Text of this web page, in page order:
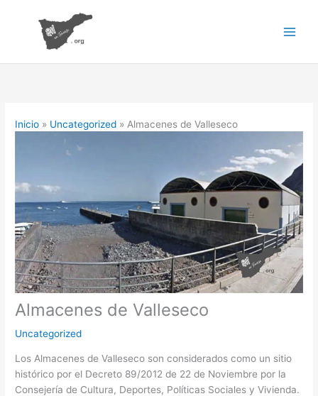
contenido
Inicio Uncategorized Almacenes de Valleseco
Almacenes de Valleseco
Uncategorized
Los Almacenes de Valleseco son considerados como un sitio
histórico por el Decreto 89/2012 de 22 de Noviembre por la
Consejería de Cultura, Deportes, Políticas Sociales y Vivienda.